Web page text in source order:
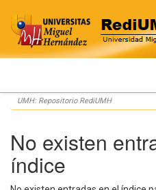
Skip
navigation
UMH: Repositorio RediUMH
No existen
índice